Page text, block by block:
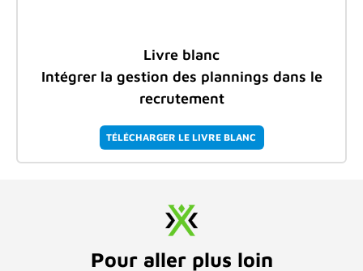
Livre blanc
Intégrer la gestion des plannings dans le
recrutement
TÉLÉCHARGER LE LIVRE BLANC
Pour aller plus loin